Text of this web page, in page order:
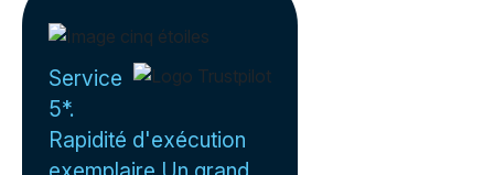
Service
5*.
Rapidité d'exécution